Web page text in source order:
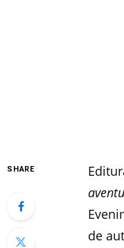
SHARE
de